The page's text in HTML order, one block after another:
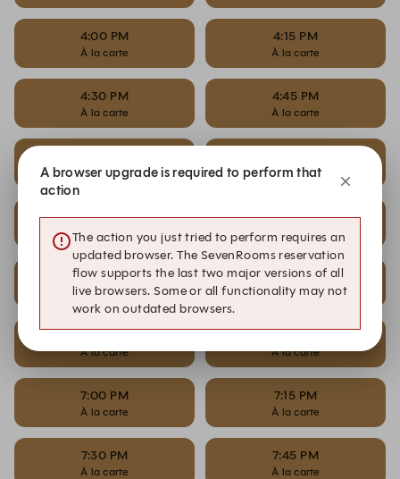
4:00 PM
À la carte
4:15 PM
À la carte
4:30 PM
À la carte
4:45 PM
À la carte
À la carte À la carte
5:30 PM
À la carte
5:45 PM
À la carte
6:00 PM
À la carte
6:15 PM
À la carte
À la carte À la carte
7:00 PM
À la carte
7:15 PM
À la carte
7:30 PM
À la carte
7:45 PM
À la carte
A browser upgrade is required to perform that
action
The action you just tried to perform requires an
updated browser. The SevenRooms reservation
flow supports the last two major versions of all
live browsers. Some or all functionality may not
work on outdated browsers.